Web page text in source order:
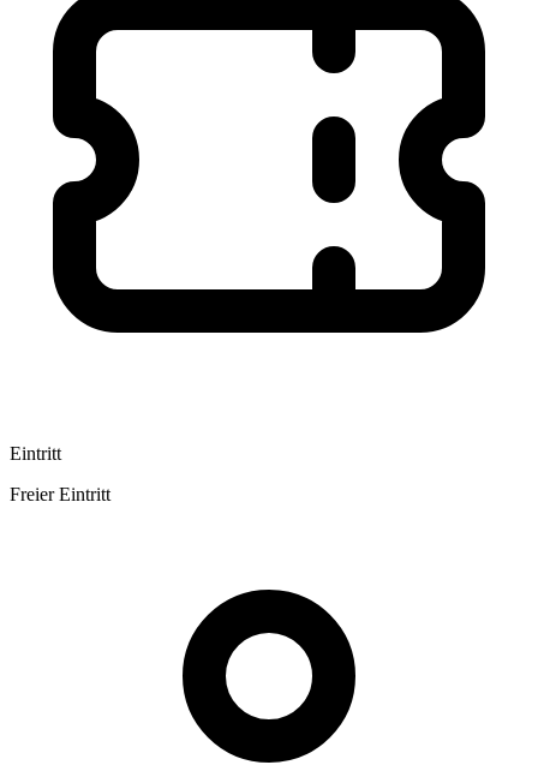
Eintritt
Freier Eintritt